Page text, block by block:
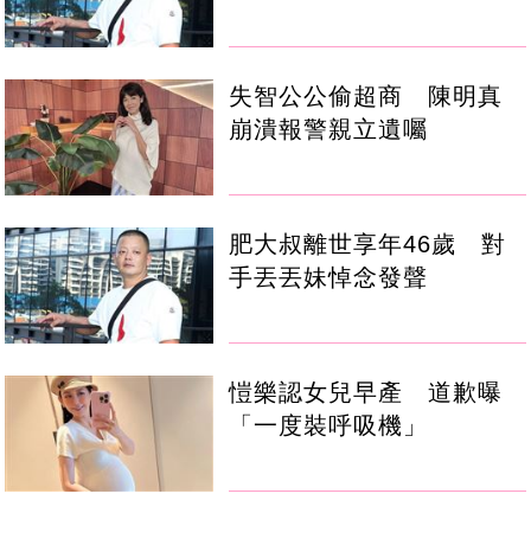
失智公公偷超商 陳明真
崩潰報警親立遺囑
肥大叔離世享年46歲 對
手丟丟妹悼念發聲
愷樂認女兒早產 道歉曝
「一度裝呼吸機」